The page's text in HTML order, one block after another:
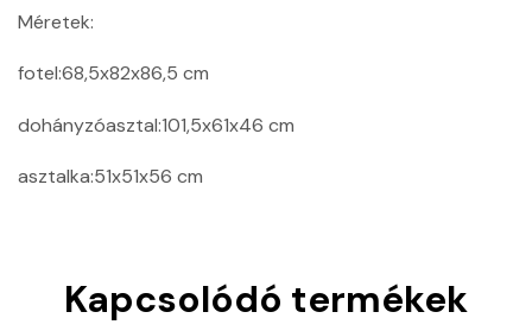
Méretek:
fotel:68,5x82x86,5 cm
dohányzóasztal:101,5x61x46 cm
asztalka:51x51x56 cm
Kapcsolódó termékek